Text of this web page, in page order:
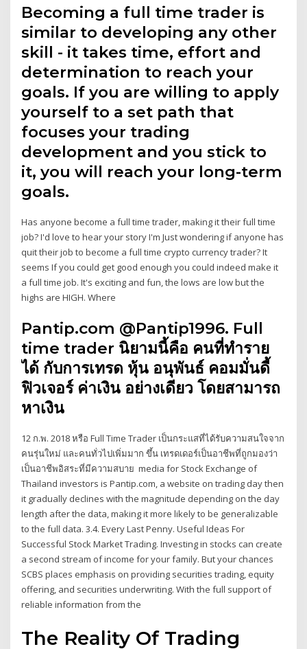
Becoming a full time trader is
similar to developing any other
skill - it takes time, effort and
determination to reach your
goals. If you are willing to apply
yourself to a set path that
focuses your trading
development and you stick to
it, you will reach your long-term
goals.
Has anyone become a full time trader, making it their full time
job? I'd love to hear your story I'm Just wondering if anyone has
quit their job to become a full time crypto currency trader? It
seems If you could get good enough you could indeed make it
a full time job. It's exciting and fun, the lows are low but the
highs are HIGH. Where
Pantip.com @Pantip1996. Full
time trader นิยามนี้คือ คนที่ทำราย
ได้ กับการเทรด หุ้น อนุพันธ์ คอมมั่นดี้
ฟิวเจอร์ ค่าเงิน อย่างเดียว โดยสามารถ
หาเงิน
12 ก.พ. 2018 หรือ Full Time Trader เป็นกระแสที่ได้รับความสนใจจาก
คนรุ่นใหม่ และคนทั่วไปเพิ่มมาก ขึ้น เทรดเดอร์เป็นอาชีพที่ถูกมองว่า
เป็นอาชีพอิสระที่มีความสบาย media for Stock Exchange of
Thailand investors is Pantip.com, a website on trading day then
it gradually declines with the magnitude depending on the day
length after the data, making it more likely to be generalizable
to the full data. 3.4. Every Last Penny. Useful Ideas For
Successful Stock Market Trading. Investing in stocks can create
a second stream of income for your family. But your chances
SCBS places emphasis on providing securities trading, equity
offering, and securities underwriting. With the full support of
reliable information from the
The Reality Of Trading